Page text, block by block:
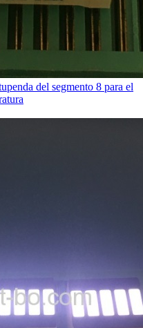
del segmento 8 para el